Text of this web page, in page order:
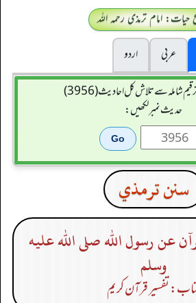
حیات: امام ترمذی رحمہ اللہ
عربی
اردو
شاملہ سے تلاش کل احادیث (3956)
حدیث نمبر لکھیں:
سنن ترمذي
عن رسول الله صلى الله عليه
وسلم
تفسیر قرآن کریم